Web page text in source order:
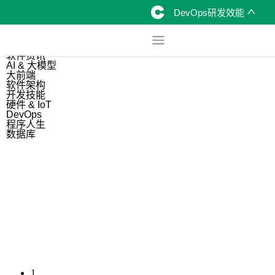
DevOps研发效能
软件资讯
AI & 大模型
大前端
软件架构
开发技能
硬件 & IoT
DevOps
程序人生
数据库
1